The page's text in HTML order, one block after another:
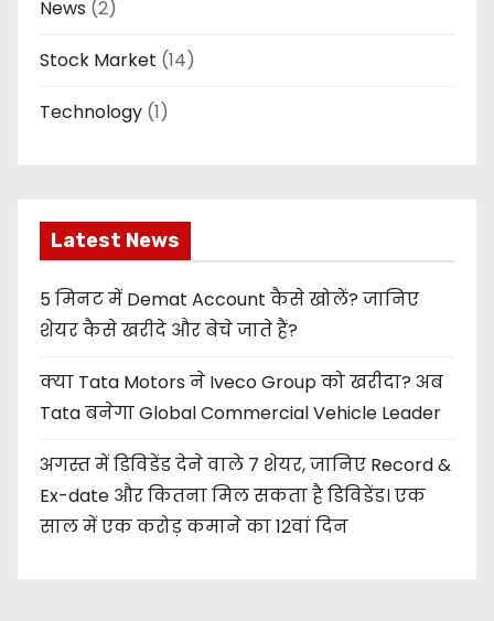
News (2)
Stock Market (14)
Technology (1)
Latest News
5 मिनट में Demat Account कैसे खोलें? जानिए
शेयर कैसे खरीदे और बेचे जाते हैं?
क्या Tata Motors ने Iveco Group को खरीदा? अब
Tata बनेगा Global Commercial Vehicle Leader
अगस्त में डिविडेंड देने वाले 7 शेयर, जानिए Record &
Ex-date और कितना मिल सकता है डिविडेंड। एक
साल में एक करोड़ कमाने का 12वां दिन